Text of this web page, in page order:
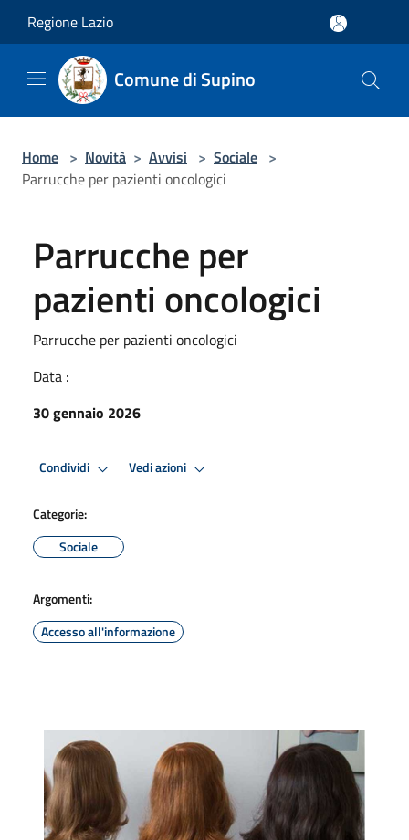
Regione Lazio
Comune di Supino
Home > Novità > Avvisi > Sociale >
Parrucche per pazienti oncologici
Parrucche per
pazienti oncologici
Parrucche per pazienti oncologici
Data :
30 gennaio 2026
Condividi Vedi azioni
Categorie:
Sociale
Argomenti:
Accesso all'informazione